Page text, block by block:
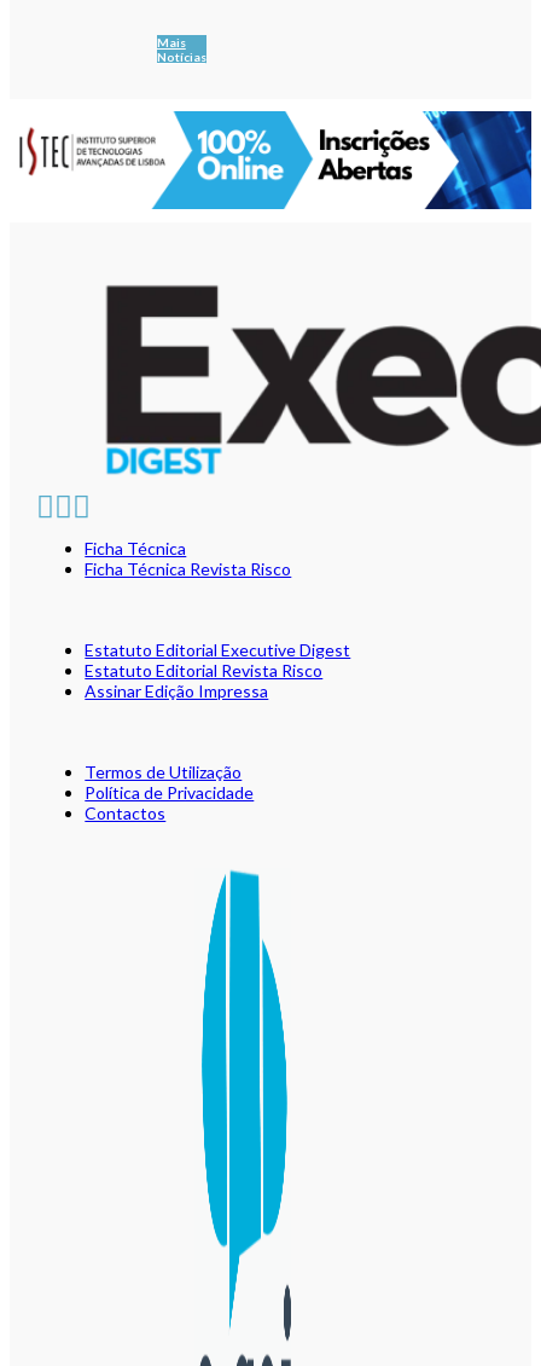
Mais
Notícias
Ficha Técnica
Ficha Técnica Revista Risco
Estatuto Editorial Executive Digest
Estatuto Editorial Revista Risco
Assinar Edição Impressa
Termos de Utilização
Política de Privacidade
Contactos